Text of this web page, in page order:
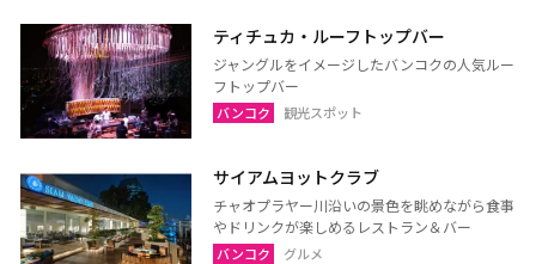
バンコク
サムットソンクラーム
アユタヤ
カンチャナブリー
ホアヒン（プラチュアッブ
キリカン）
チャアム（ペッチャブリ
アーントーン
ティチュカ・ルーフトップバー
ジャングルをイメージしたバンコクの人気ルー
フトップバー
バンコク 観光スポット
サイアムヨットクラブ
チャオプラヤー川沿いの景色を眺めながら食事
やドリンクが楽しめるレストラン＆バー
バンコク グルメ